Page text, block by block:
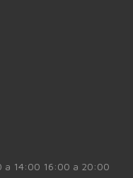
a 14:00 16:00 a 20:00